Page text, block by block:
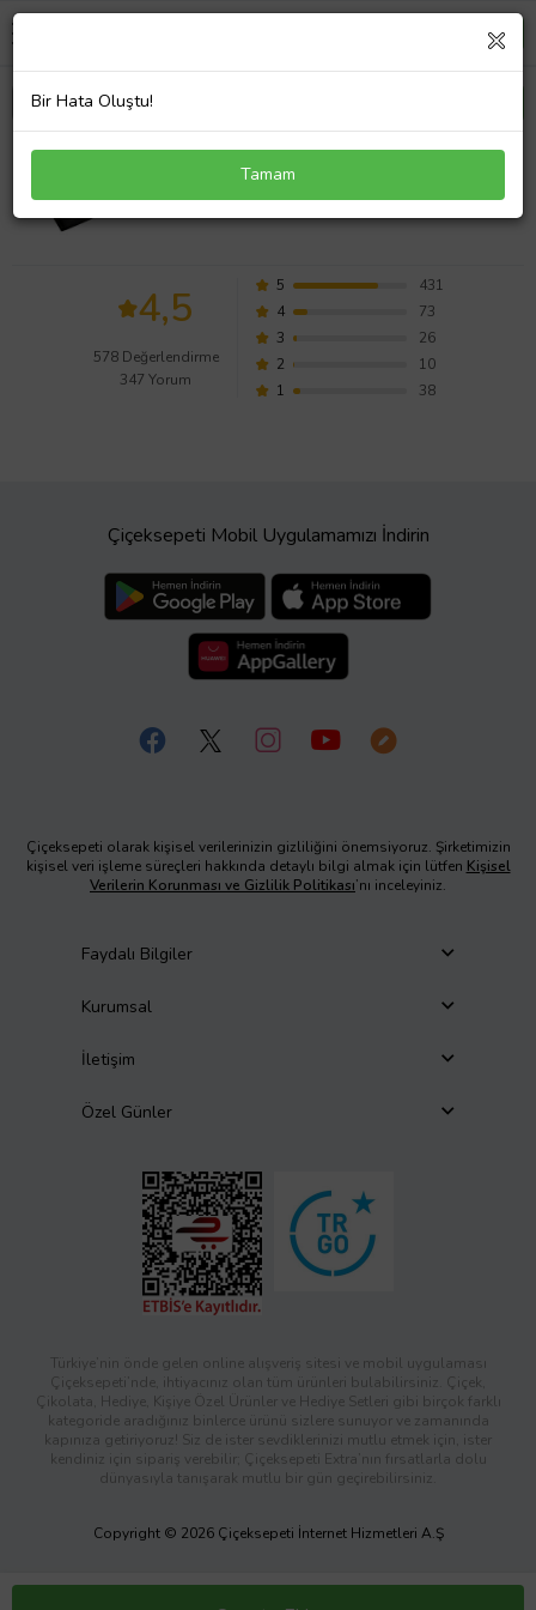
İsme Özel Cüzdan Pierre Cardin Marka Garantili
Hakiki Deri Cüzdan
Değerlendirmeleri
4,5
578 Değerlendirme
347 Yorum
5
431
4
73
3
26
2
10
1
38
Çiçeksepeti Mobil Uygulamamızı İndirin
Çiçeksepeti olarak kişisel verilerinizin gizliliğini önemsiyoruz. Şirketimizin
kişisel veri işleme süreçleri hakkında detaylı bilgi almak için lütfen Kişisel
Verilerin Korunması ve Gizlilik Politikası’nı inceleyiniz.
Faydalı Bilgiler
Kurumsal
İletişim
Özel Günler
Türkiye’nin önde gelen online alışveriş sitesi ve mobil uygulaması
Çiçeksepeti’nde, ihtiyacınız olan tüm ürünleri bulabilirsiniz. Çiçek,
Çikolata, Hediye, Kişiye Özel Ürünler ve Hediye Setleri gibi birçok farklı
kategoride aradığınız binlerce ürünü sizlere sunuyor ve zamanında
kapınıza getiriyoruz! Siz de ister sevdiklerinizi mutlu etmek için, ister
kendiniz için sipariş verebilir; Çiçeksepeti Extra’nın fırsatlarla dolu
dünyasıyla tanışarak mutlu bir gün geçirebilirsiniz.
Copyright © 2026 Çiçeksepeti İnternet Hizmetleri A.Ş
Bir Hata Oluştu!
Tamam